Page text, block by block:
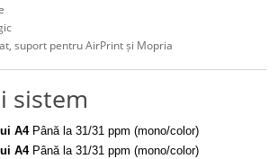
suport pentru AirPrint și Mopria
sistem
A4Până la 31/31 ppm (mono/color)
A4Până la 31/31 ppm (mono/color)